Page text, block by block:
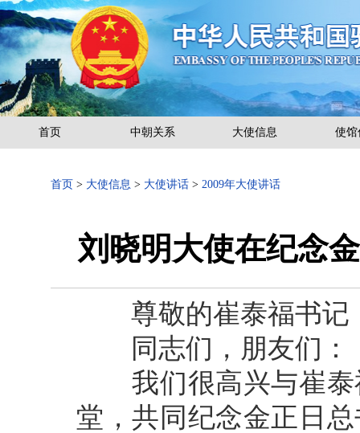
首页 中朝关系 大使信息 使馆
首页 > 大使信息 > 大使讲话 > 2009年大使讲话
刘晓明大使在纪念
尊敬的崔泰福书记
同志们，朋友们：
我们很高兴与崔泰
堂，共同纪念金正日